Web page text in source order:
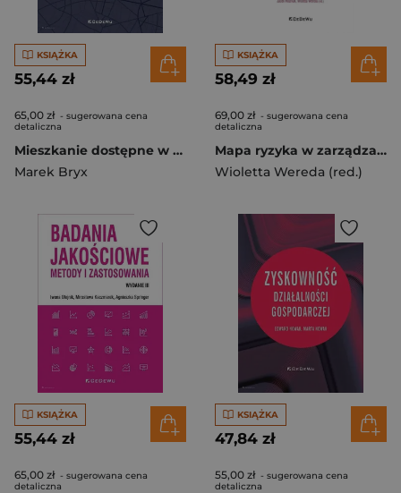
KSIĄŻKA
55,44 zł
65,00 zł - sugerowana cena
detaliczna
Mieszkanie dostępne w zrównoważonym mieście
Marek Bryx
KSIĄŻKA
58,49 zł
69,00 zł - sugerowana cena
detaliczna
Mapa ryzyka w zarządzaniu organizacją w kierunku organizacji opartej na innowacjach i kulturze ryzyka
Wioletta Wereda (red.)
KSIĄŻKA
55,44 zł
65,00 zł - sugerowana cena
detaliczna
KSIĄŻKA
47,84 zł
55,00 zł - sugerowana cena
detaliczna